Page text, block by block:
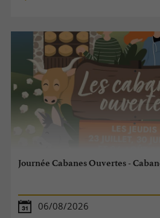
Journée Cabanes Ouvertes -
06/08/2026